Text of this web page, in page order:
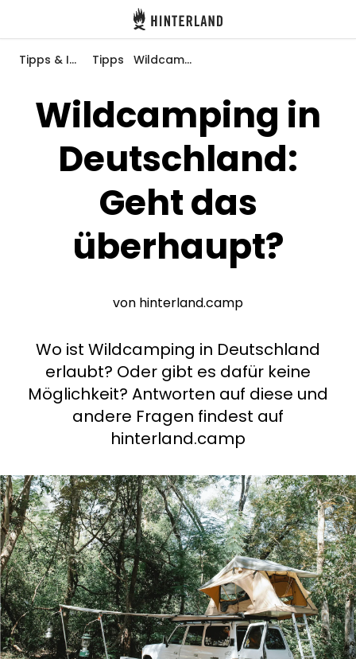
Hinterland
Anmelden
Gastgeber werden
Routen
Frag Howdy
Fotoinspiration
Stories
Gutscheine
Über uns
Shop
Tipps & Inspiration Tipps Wildcamping in Deutschland: Geht das überhaupt?
Wildcamping in
Deutschland:
Geht das
überhaupt?
von hinterland.camp
Wo ist Wildcamping in Deutschland
erlaubt? Oder gibt es dafür keine
Möglichkeit? Antworten auf diese und
andere Fragen findest auf
hinterland.camp